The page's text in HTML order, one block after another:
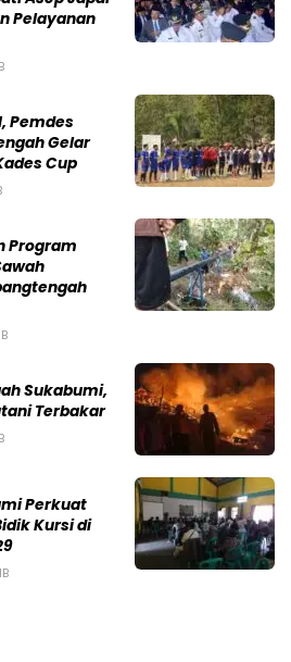
Pelayanan
Pemdes
Gelar
Cup
Program
Sukabumi,
Terbakar
Perkuat
Kursi di